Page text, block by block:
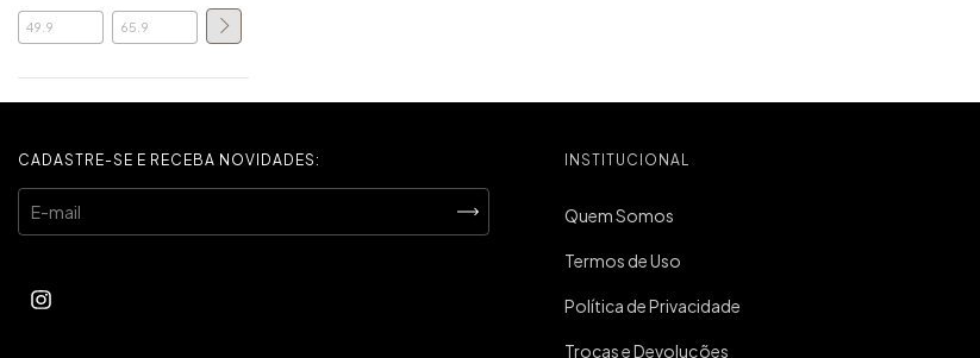
CADASTRE-SE E RECEBA NOVIDADES: INSTITUCIONAL
Quem Somos
Termos de Uso
Política de Privacidade
Trocas e Devoluções